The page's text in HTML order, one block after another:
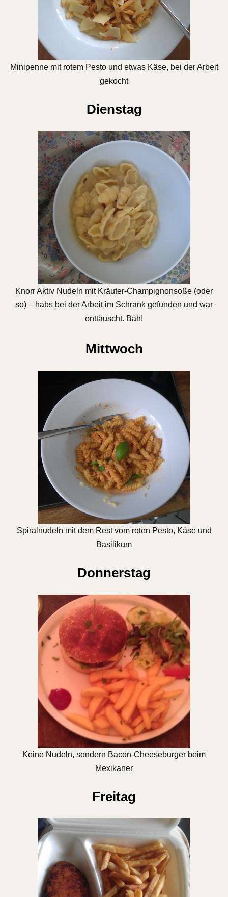
Minipenne mit rotem Pesto und etwas Käse, bei der Arbeit
gekocht
Dienstag
Knorr Aktiv Nudeln mit Kräuter-Champignonsoße (oder
so) – habs bei der Arbeit im Schrank gefunden und war
enttäuscht. Bäh!
Mittwoch
Spiralnudeln mit dem Rest vom roten Pesto, Käse und
Basilikum
Donnerstag
Keine Nudeln, sondern Bacon-Cheeseburger beim
Mexikaner
Freitag